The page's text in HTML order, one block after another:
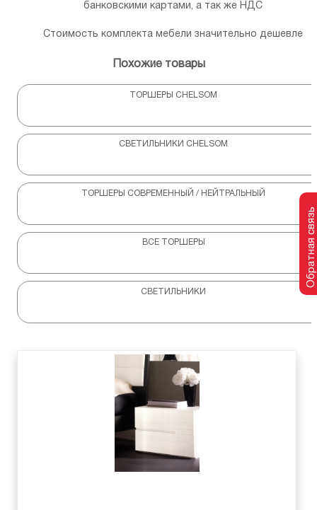
банковскими картами, а так же НДС
Стоимость комплекта мебели значительно дешевле
Похожие товары
ТОРШЕРЫ CHELSOM
СВЕТИЛЬНИКИ CHELSOM
ТОРШЕРЫ СОВРЕМЕННЫЙ / НЕЙТРАЛЬНЫЙ
ВСЕ ТОРШЕРЫ
СВЕТИЛЬНИКИ
Обратная связь